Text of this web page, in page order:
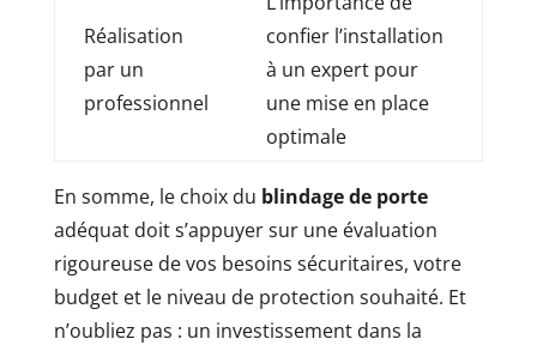
Réalisation
par un
professionnel
confier l’installation
à un expert pour
une mise en place
optimale
En somme, le choix du blindage de porte
adéquat doit s’appuyer sur une évaluation
rigoureuse de vos besoins sécuritaires, votre
budget et le niveau de protection souhaité. Et
n’oubliez pas : un investissement dans la